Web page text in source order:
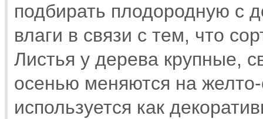
подбирать плодородную с
влаги в связи с тем, что
Листья у дерева крупные,
осенью меняются на
используется как